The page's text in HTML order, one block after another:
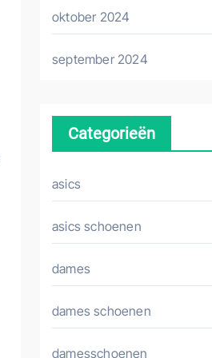
oktober 2024
september 2024
Categorieën
asics
asics schoenen
dames
dames schoenen
damesschoenen